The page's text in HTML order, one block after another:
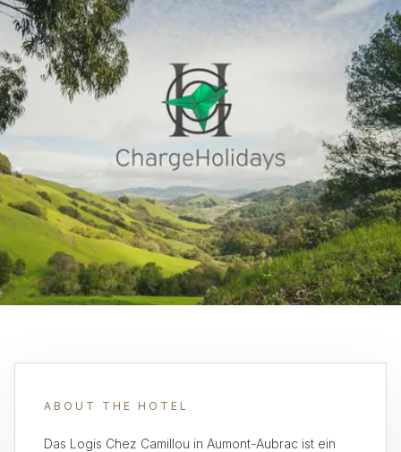
ABOUT THE HOTEL
Das Logis Chez Camillou in Aumont-Aubrac ist ein